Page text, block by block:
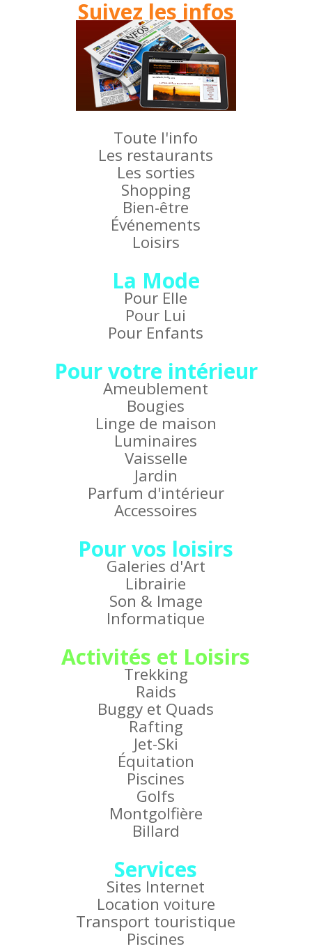
Suivez les infos
Toute l'info
Les restaurants
Les sorties
Shopping
Bien-être
Événements
Loisirs
La Mode
Pour Elle
Pour Lui
Pour Enfants
Pour votre intérieur
Ameublement
Bougies
Linge de maison
Luminaires
Vaisselle
Jardin
Parfum d'intérieur
Accessoires
Pour vos loisirs
Galeries d'Art
Librairie
Son & Image
Informatique
Activités et Loisirs
Trekking
Raids
Buggy et Quads
Rafting
Jet-Ski
Équitation
Piscines
Golfs
Montgolfière
Billard
Services
Sites Internet
Location voiture
Transport touristique
Piscines